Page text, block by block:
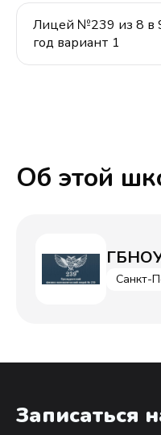
Лицей №239 из 8 в
год вариант 1
Об этой
Санкт-
Записаться